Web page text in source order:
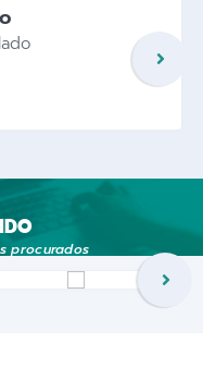
procurados